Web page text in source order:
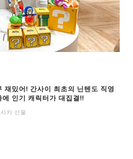
밌어! 간사이 최초의 닌텐도 직영
인기 캐릭터가 대집결!!
카 선물